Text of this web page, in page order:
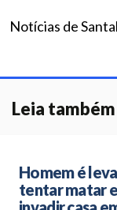
Notícias de
Leia também
Homem é
tentar matar